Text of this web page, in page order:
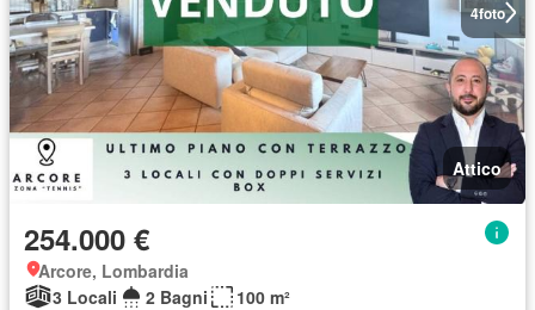
4foto
Attico
254.000 €
Arcore, Lombardia
3 Locali
2 Bagni 100 m²